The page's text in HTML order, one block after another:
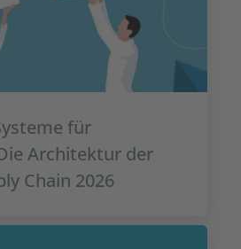
für
Architektur der
Chain 2026